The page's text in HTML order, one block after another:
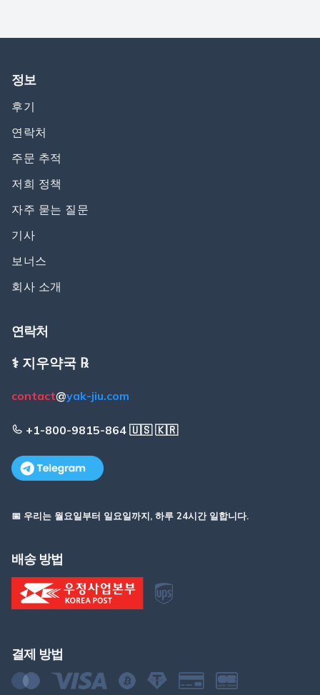
정보
후기
연락처
주문 추적
저희 정책
자주 묻는 질문
기사
보너스
회사 소개
연락처
⚕️ 지우약국 ℞
contact@yak-jiu.com
+1-800-9815-864 🇺🇸 🇰🇷
📅 우리는 월요일부터 일요일까지, 하루 24시간 일합니다.
배송 방법
결제 방법